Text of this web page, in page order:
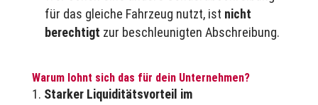
für das gleiche Fahrzeug nutzt, ist nicht
berechtigt zur beschleunigten Abschreibung.
Warum lohnt sich das für dein Unternehmen?
Starker Liquiditätsvorteil im